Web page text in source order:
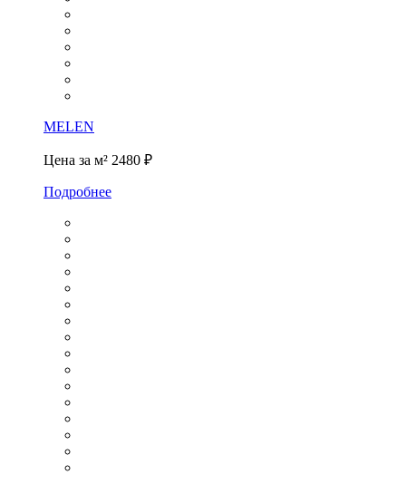
MELEN
Цена за м² 2480 ₽
Подробнее